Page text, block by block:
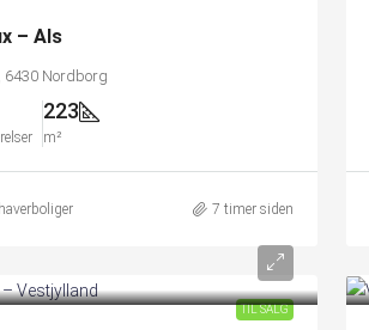
– Als
6430 Nordborg
223
m²
7 timer siden
TIL SALG